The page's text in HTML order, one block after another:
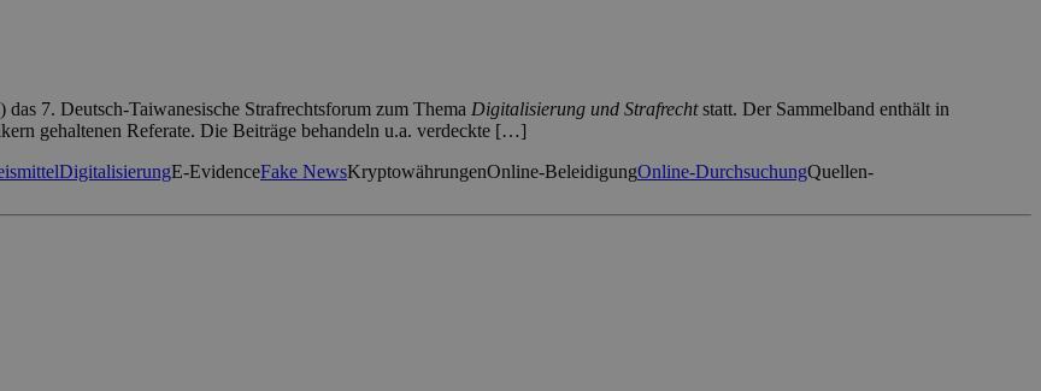
7. Deutsch-Taiwanesische Strafrechtsforum zum Thema Digitalisierung und Strafrechtstatt. Der Sammelband enthält in
gehaltenen Referate. Die Beiträge behandeln u.a. verdeckte […]
DigitalisierungE-EvidenceFake NewsKryptowährungenOnline-BeleidigungOnline-DurchsuchungQuellen-